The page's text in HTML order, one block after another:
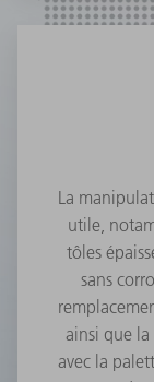
La
utile,
tôles
sans
ainsi que la
avec la